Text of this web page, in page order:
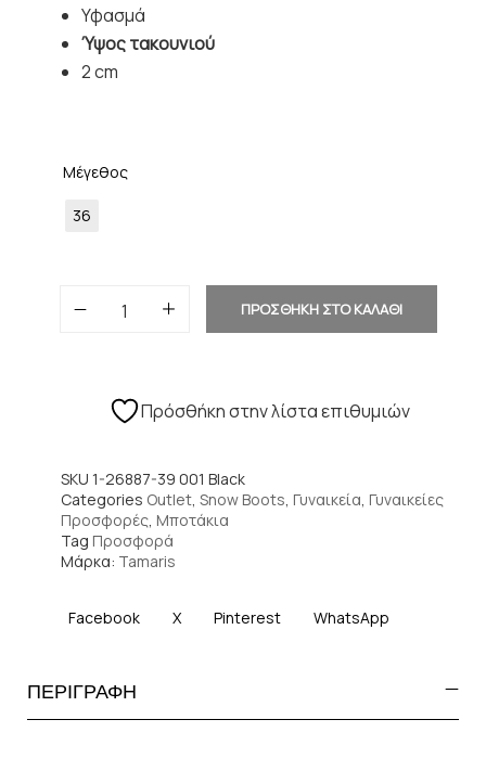
Υφασμά
Ύψος τακουνιού
2 cm
Μέγεθος
36
ΠΡΟΣΘΗΚΗ ΣΤΟ ΚΑΛΑΘΙ
Πρόσθήκη στην λίστα επιθυμιών
SKU 1-26887-39 001 Black
Categories Outlet, Snow Boots, Γυναικεία, Γυναικείες
Προσφορές, Μποτάκια
Tag Προσφορά
Μάρκα: Tamaris
Facebook X Pinterest WhatsApp
ΠΕΡΙΓΡΑΦΗ